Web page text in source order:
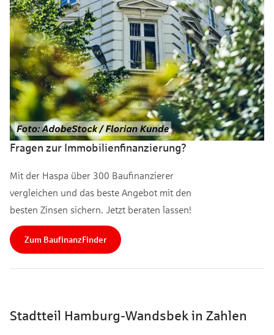
Fragen zur Immobilienfinanzierung?
Mit der Haspa über 300 Baufinanzierer
vergleichen und das beste Angebot mit den
besten Zinsen sichern. Jetzt beraten lassen!
Zum BaufinanzFinder
Stadtteil Hamburg-Wandsbek in Zahlen